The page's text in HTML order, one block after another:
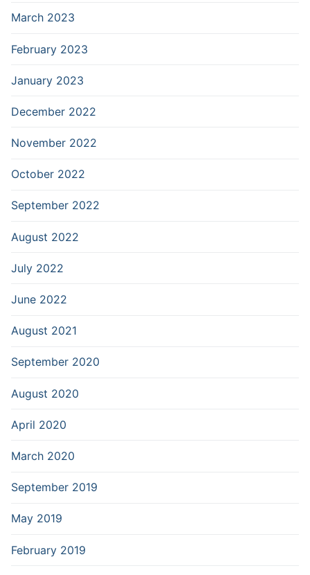
March 2023
February 2023
January 2023
December 2022
November 2022
October 2022
September 2022
August 2022
July 2022
June 2022
August 2021
September 2020
August 2020
April 2020
March 2020
September 2019
May 2019
February 2019